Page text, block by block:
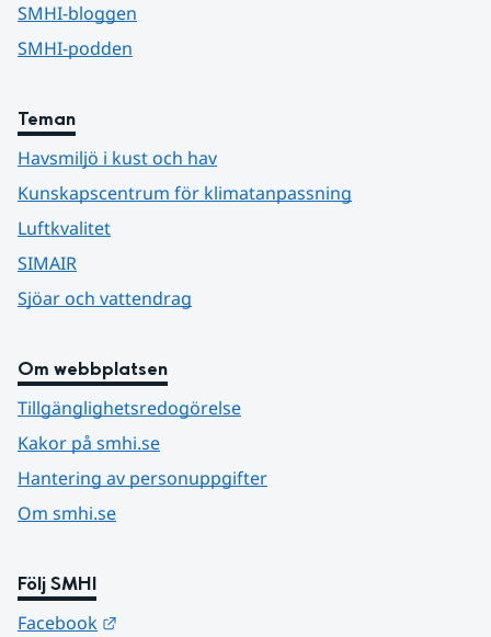
SMHI-bloggen
SMHI-podden
Teman
Havsmiljö i kust och hav
Kunskapscentrum för klimatanpassning
Luftkvalitet
SIMAIR
Sjöar och vattendrag
Om webbplatsen
Tillgänglighetsredogörelse
Kakor på smhi.se
Hantering av personuppgifter
Om smhi.se
Följ SMHI
Facebook